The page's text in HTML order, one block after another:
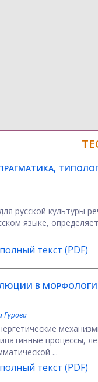
русской культуры
языке,
текст (PDF)
В
Гурова
процессы,
...
текст (PDF)